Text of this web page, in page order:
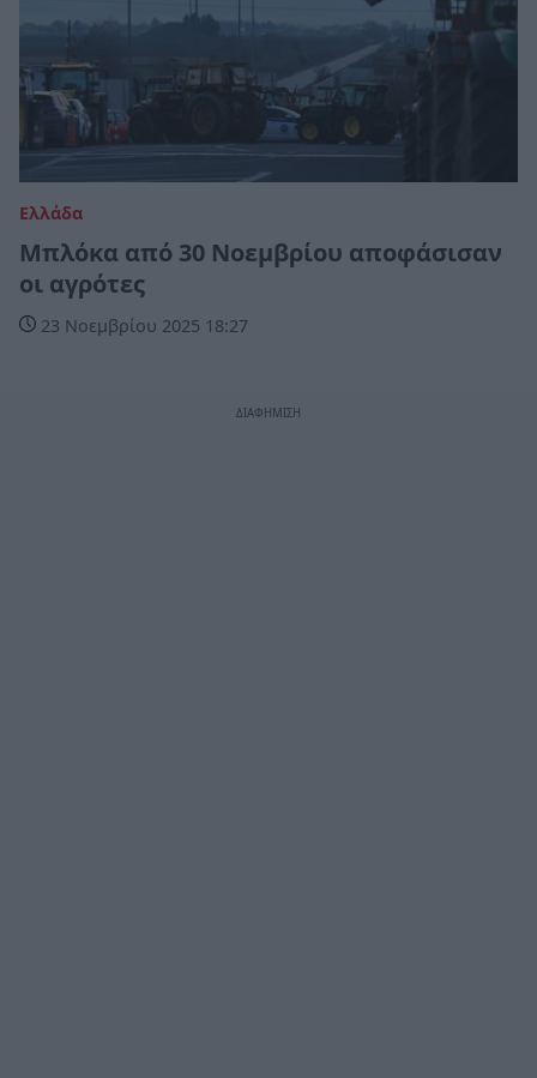
Ελλάδα
Μπλόκα από 30 Νοεμβρίου αποφάσισαν
οι αγρότες
23 Νοεμβρίου 2025 18:27